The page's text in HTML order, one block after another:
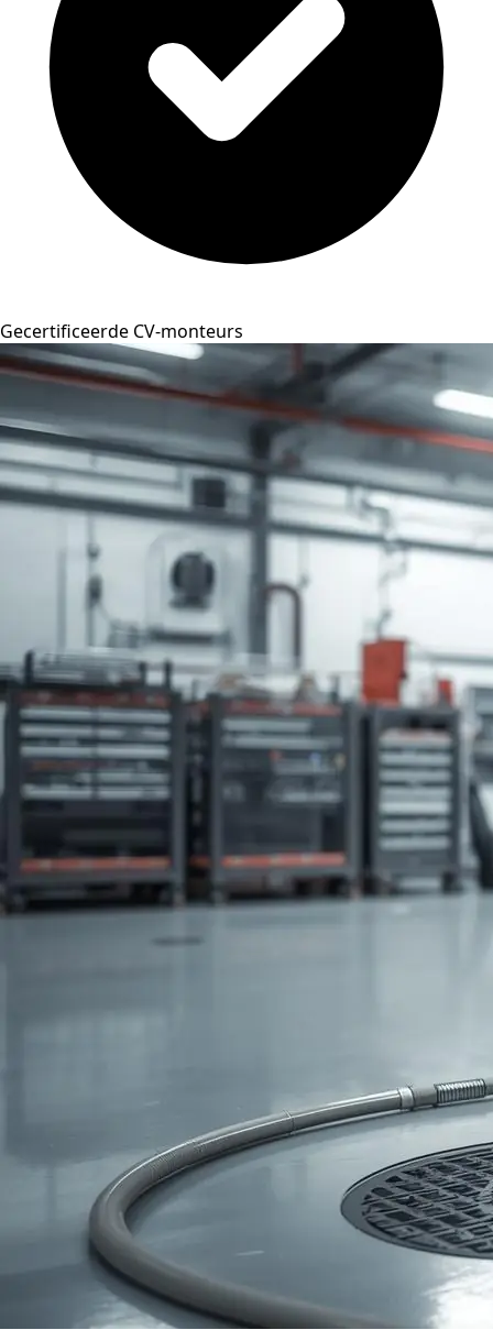
Gecertificeerde CV-monteurs